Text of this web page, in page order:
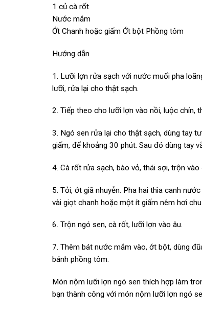
1 củ cà rốt
Nước mắm
Ớt Chanh hoặc giấm Ớt bột Phồng tôm
Hướng dẫn
1. Lưỡi lợn rửa sạch với nước muối pha
lưỡi, rửa lại cho thật sạch.
2. Tiếp theo cho lưỡi lợn vào nồi, luộc chín,
3. Ngó sen rửa lại cho thật sạch, dùng tay
giấm, để khoảng 30 phút. Sau đó dùng tay
4. Cà rốt rửa sạch, bào vỏ, thái sợi, trộn
5. Tỏi, ớt giã nhuyễn. Pha hai thìa canh
vài giọt chanh hoặc một ít giấm nêm hơi
6. Trộn ngó sen, cà rốt, lưỡi lợn vào âu.
7. Thêm bát nước mắm vào, ớt bột, dùng
bánh phồng tôm.
Món nộm lưỡi lợn ngó sen thích hợp làm
bạn thành công với món nộm lưỡi lợn ngó